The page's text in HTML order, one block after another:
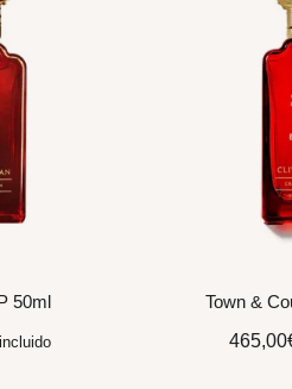
50ml
Town &
465,00